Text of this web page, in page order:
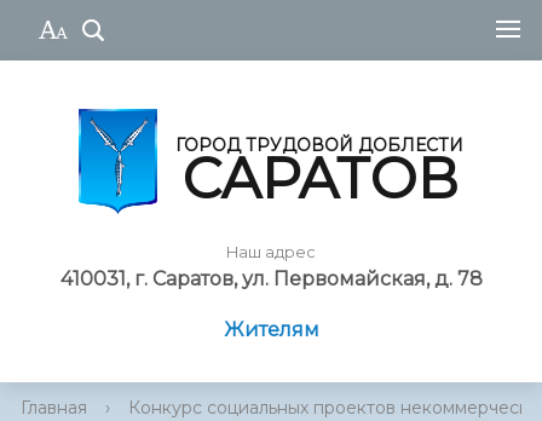
ГОРОД ТРУДОВОЙ ДОБЛЕСТИ
САРАТОВ
Наш адрес
410031, г. Саратов, ул. Первомайская, д. 78
Жителям
Главная › Конкурс социальных проектов некоммерческ...